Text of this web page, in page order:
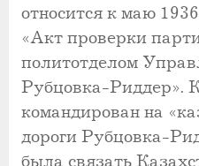
относится к маю
«Акт проверки
политотделом
Рубцовка-Риддер».
командирован на
дороги Рубцовка-
была связать